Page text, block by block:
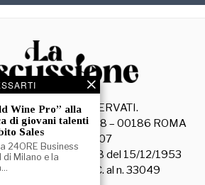
I DIRITTI RISERVATI.
– Piazza Capranica, 78 – 00186 ROMA
e P. IVA 15045971007
di Roma n. 3628 del 15/12/1953
è iscritta al R.O.C. al n. 33049
Wine Pro” alla
di giovani talenti
Sales
24ORE Business
di Milano e la